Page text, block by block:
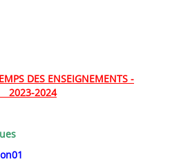
DES ENSEIGNEMENTS -
2023-2024